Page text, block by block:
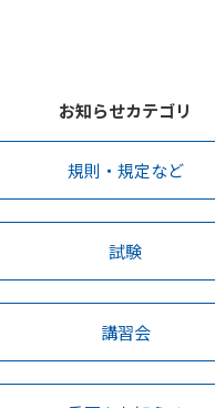
お知らせカテゴリ
規則・規定など
試験
講習会